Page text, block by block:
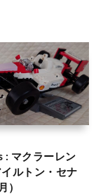
: マクラーレン
ルトン・セナ
）